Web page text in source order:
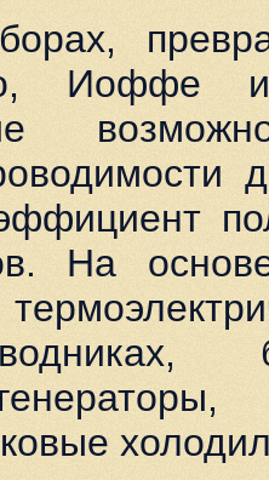
Иоффе
На